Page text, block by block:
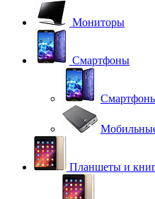
Мониторы
Смартфоны
Планшеты и